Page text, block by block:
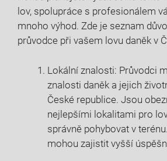
⁣lov, ⁤spolupráce s profesionálem
mnoho výhod. Zde ​je seznam
průvodce ⁤při vašem lovu daněk v
Lokální znalosti: Průvodci
znalosti daněk⁤ a jejich
České republice. Jsou
nejlepšími lokalitami pro
správně pohybovat v
mohou zajistit vyšší